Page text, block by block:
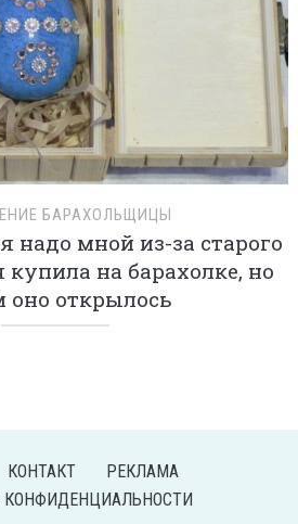
БАРАХОЛЬЩИЦЫ
надо мной из-за старого
купила на барахолке, но
оно открылось
КОНТАКТ
РЕКЛАМА
КОНФИДЕНЦИАЛЬНОСТИ